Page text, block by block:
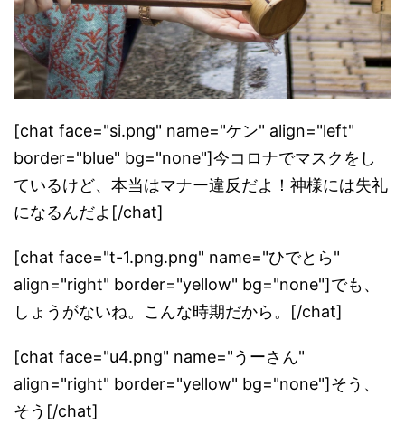
[chat face="si.png" name="ケン" align="left"
border="blue" bg="none"]今コロナでマスクをし
ているけど、本当はマナー違反だよ！神様には失礼
になるんだよ[/chat]
[chat face="t-1.png.png" name="ひでとら"
align="right" border="yellow" bg="none"]でも、
しょうがないね。こんな時期だから。[/chat]
[chat face="u4.png" name="うーさん"
align="right" border="yellow" bg="none"]そう、
そう[/chat]